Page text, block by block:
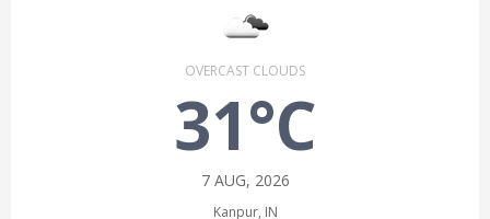
OVERCAST CLOUDS
31°C
7 AUG, 2026
Kanpur, IN